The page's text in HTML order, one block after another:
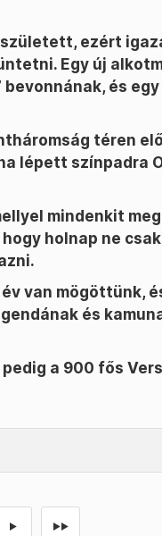
ezért
Egy új
és egy
téren
lépett színpadra
mindenkit
holnap ne
van mögöttünk,
és
pedig a 900 fős
► ►►